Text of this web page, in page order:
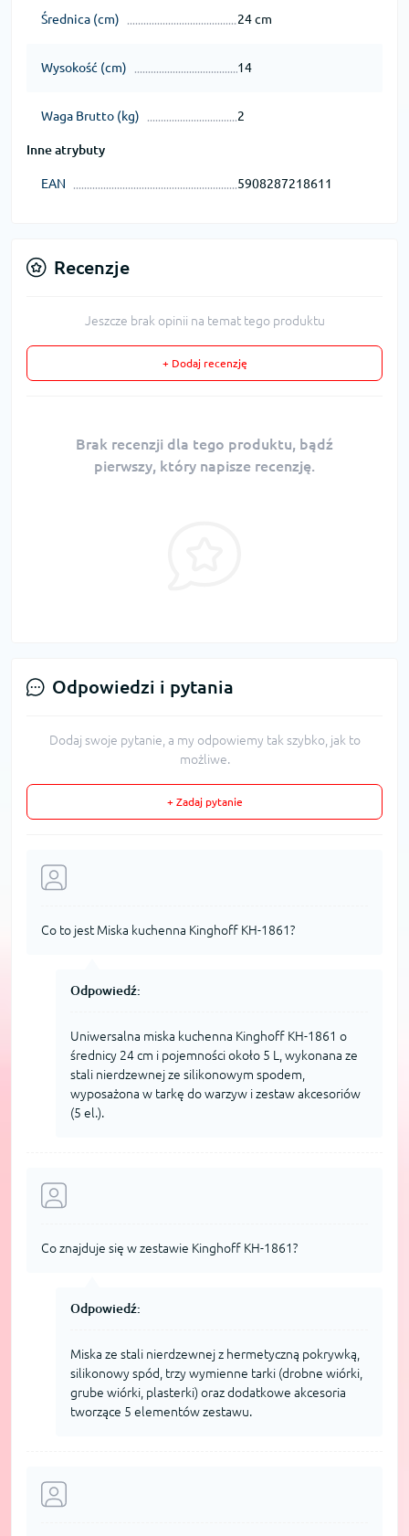
Średnica (cm) 24 cm
Wysokość (cm) 14
Waga Brutto (kg) 2
Inne atrybuty
EAN 5908287218611
Recenzje
Jeszcze brak opinii na temat tego produktu
+ Dodaj recenzję
Brak recenzji dla tego produktu, bądź
pierwszy, który napisze recenzję.
Odpowiedzi i pytania
Dodaj swoje pytanie, a my odpowiemy tak szybko, jak to
możliwe.
+ Zadaj pytanie
Co to jest Miska kuchenna Kinghoff KH-1861?
Odpowiedź:
Uniwersalna miska kuchenna Kinghoff KH-1861 o
średnicy 24 cm i pojemności około 5 L, wykonana ze
stali nierdzewnej ze silikonowym spodem,
wyposażona w tarkę do warzyw i zestaw akcesoriów
(5 el.).
Co znajduje się w zestawie Kinghoff KH-1861?
Odpowiedź:
Miska ze stali nierdzewnej z hermetyczną pokrywką,
silikonowy spód, trzy wymienne tarki (drobne wiórki,
grube wiórki, plasterki) oraz dodatkowe akcesoria
tworzące 5 elementów zestawu.